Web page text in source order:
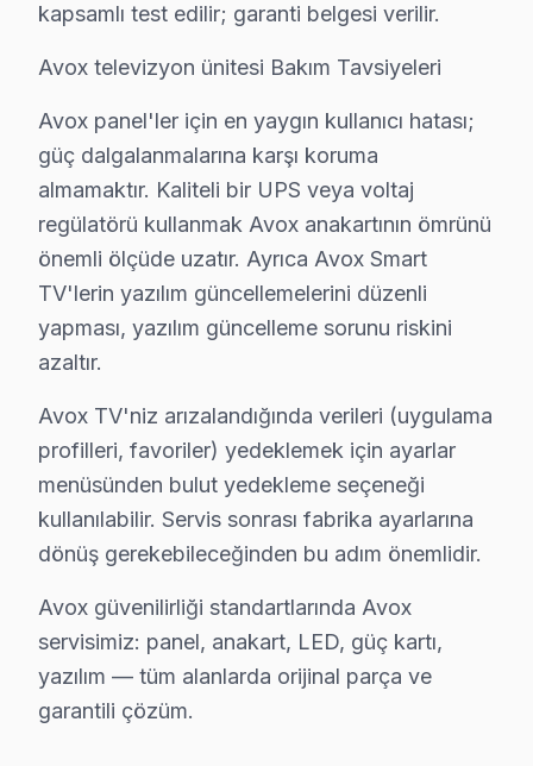
Çamlıbahçe Mahallesi, yeni yapılar ve canlı bir
Çengeldere'de Avox TV Servisi
Çengeldere Mahallesi, hem doğal güzellikleri hem de
Çiftlik'te Avox TV Servisi
Çiftlik Mahallesi, geniş alanları ve yerleşim
Çiğdem'de Avox TV Servisi
Çiğdem Mahallesi, sakin bir yaşam sunarken,
Çubuklu'da Avox TV Servisi
Çubuklu, Beykoz'un doğayla iç içe bir mahallesi
Dereseki'de Avox TV Servisi
Dereseki Mahallesi, konumu itibarıyla Avox
Elmalı'da Avox TV Servisi
Elmalı Mahallesi, sakin bir atmosfer sunarak, teknoloji
Fatih'te Avox TV Servisi
Fatih Mahallesi, Beykoz'un göbeğinde yer alarak,
kapsamlı test edilir; garanti belgesi verilir.
Avox televizyon ünitesi Bakım Tavsiyeleri
Avox panel'ler için en yaygın kullanıcı hatası;
güç dalgalanmalarına karşı koruma
almamaktır. Kaliteli bir UPS veya voltaj
regülatörü kullanmak Avox anakartının ömrünü
önemli ölçüde uzatır. Ayrıca Avox Smart
TV'lerin yazılım güncellemelerini düzenli
yapması, yazılım güncelleme sorunu riskini
azaltır.
Avox TV'niz arızalandığında verileri (uygulama
profilleri, favoriler) yedeklemek için ayarlar
menüsünden bulut yedekleme seçeneği
kullanılabilir. Servis sonrası fabrika ayarlarına
dönüş gerekebileceğinden bu adım önemlidir.
Avox güvenilirliği standartlarında Avox
servisimiz: panel, anakart, LED, güç kartı,
yazılım — tüm alanlarda orijinal parça ve
garantili çözüm.